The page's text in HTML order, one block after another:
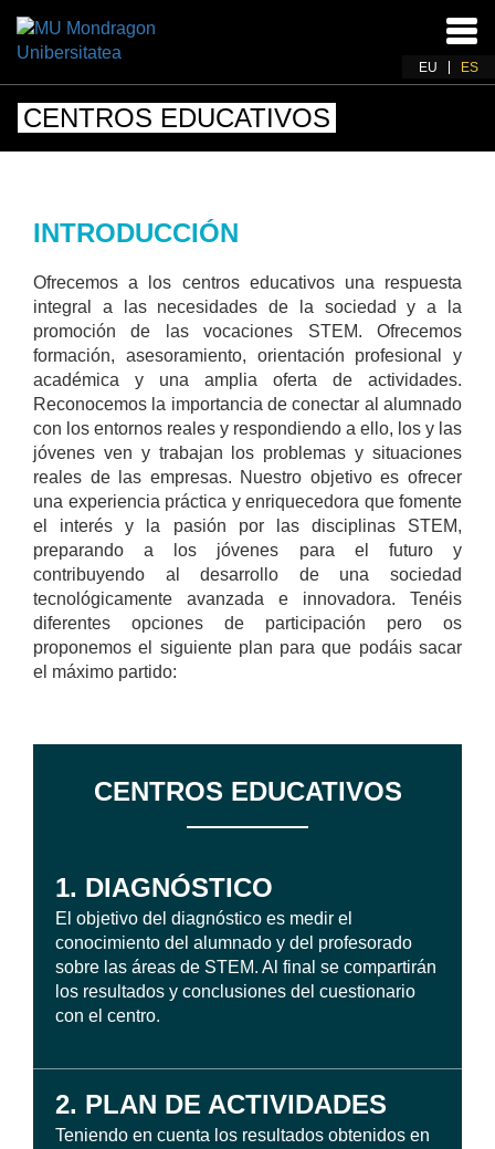
EU ES
CENTROS EDUCATIVOS
INTRODUCCIÓN
Ofrecemos a los centros educativos una respuesta
integral a las necesidades de la sociedad y a la
promoción de las vocaciones STEM. Ofrecemos
formación, asesoramiento, orientación profesional y
académica y una amplia oferta de actividades.
Reconocemos la importancia de conectar al alumnado
con los entornos reales y respondiendo a ello, los y las
jóvenes ven y trabajan los problemas y situaciones
reales de las empresas. Nuestro objetivo es ofrecer
una experiencia práctica y enriquecedora que fomente
el interés y la pasión por las disciplinas STEM,
preparando a los jóvenes para el futuro y
contribuyendo al desarrollo de una sociedad
tecnológicamente avanzada e innovadora. Tenéis
diferentes opciones de participación pero os
proponemos el siguiente plan para que podáis sacar
el máximo partido:
CENTROS EDUCATIVOS
1. DIAGNÓSTICO
El objetivo del diagnóstico es medir el
conocimiento del alumnado y del profesorado
sobre las áreas de STEM. Al final se compartirán
los resultados y conclusiones del cuestionario
con el centro.
2. PLAN DE ACTIVIDADES
Teniendo en cuenta los resultados obtenidos en